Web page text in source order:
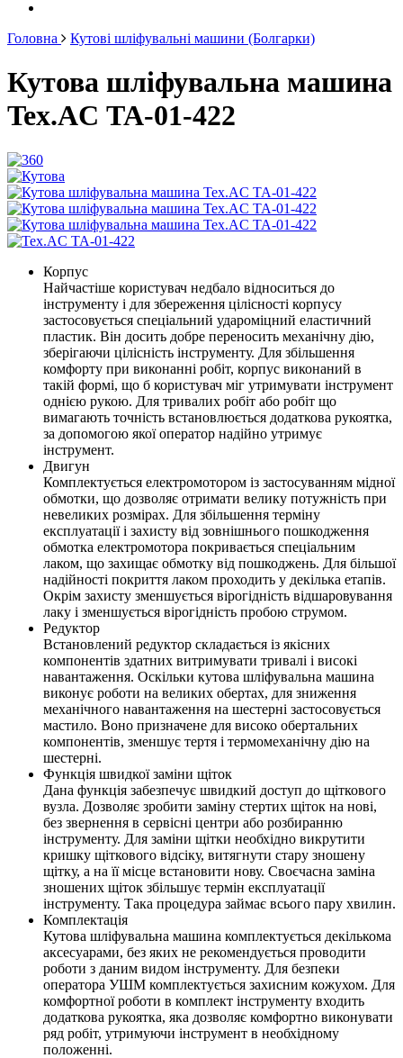
Головна Кутові шліфувальні машини (Болгарки)
Кутова шліфувальна машина
Tex.AC ТА-01-422
Корпус
Найчастіше користувач недбало відноситься до
інструменту і для збереження цілісності корпусу
застосовується спеціальний удароміцний еластичний
пластик. Він досить добре переносить механічну дію,
зберігаючи цілісність інструменту. Для збільшення
комфорту при виконанні робіт, корпус виконаний в
такій формі, що б користувач міг утримувати інструмент
однією рукою. Для тривалих робіт або робіт що
вимагають точність встановлюється додаткова рукоятка,
за допомогою якої оператор надійно утримує
інструмент.
Двигун
Комплектується електромотором із застосуванням мідної
обмотки, що дозволяє отримати велику потужність при
невеликих розмірах. Для збільшення терміну
експлуатації і захисту від зовнішнього пошкодження
обмотка електромотора покривається спеціальним
лаком, що захищає обмотку від пошкоджень. Для більшої
надійності покриття лаком проходить у декілька етапів.
Окрім захисту зменшується вірогідність відшаровування
лаку і зменшується вірогідність пробою струмом.
Редуктор
Встановлений редуктор складається із якісних
компонентів здатних витримувати тривалі і високі
навантаження. Оскільки кутова шліфувальна машина
виконує роботи на великих обертах, для зниження
механічного навантаження на шестерні застосовується
мастило. Воно призначене для високо обертальних
компонентів, зменшує тертя і термомеханічну дію на
шестерні.
Функція швидкої заміни щіток
Дана функція забезпечує швидкий доступ до щіткового
вузла. Дозволяє зробити заміну стертих щіток на нові,
без звернення в сервісні центри або розбиранню
інструменту. Для заміни щітки необхідно викрутити
кришку щіткового відсіку, витягнути стару зношену
щітку, а на її місце встановити нову. Своєчасна заміна
зношених щіток збільшує термін експлуатації
інструменту. Така процедура займає всього пару хвилин.
Комплектація
Кутова шліфувальна машина комплектується декількома
аксесуарами, без яких не рекомендується проводити
роботи з даним видом інструменту. Для безпеки
оператора УШМ комплектується захисним кожухом. Для
комфортної роботи в комплект інструменту входить
додаткова рукоятка, яка дозволяє комфортно виконувати
ряд робіт, утримуючи інструмент в необхідному
положенні.